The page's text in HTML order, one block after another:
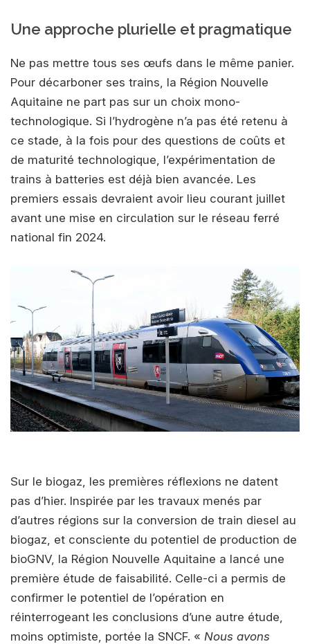
Une approche plurielle et pragmatique
Ne pas mettre tous ses œufs dans le même panier.
Pour décarboner ses trains, la Région Nouvelle
Aquitaine ne part pas sur un choix mono-
technologique. Si l’hydrogène n’a pas été retenu à
ce stade, à la fois pour des questions de coûts et
de maturité technologique, l’expérimentation de
trains à batteries est déjà bien avancée. Les
premiers essais devraient avoir lieu courant juillet
avant une mise en circulation sur le réseau ferré
national fin 2024.
Sur le biogaz, les premières réflexions ne datent
pas d’hier. Inspirée par les travaux menés par
d’autres régions sur la conversion de train diesel au
biogaz, et consciente du potentiel de production de
bioGNV, la Région Nouvelle Aquitaine a lancé une
première étude de faisabilité. Celle-ci a permis de
confirmer le potentiel de l’opération en
réinterrogeant les conclusions d’une autre étude,
moins optimiste, portée la SNCF. « Nous avons